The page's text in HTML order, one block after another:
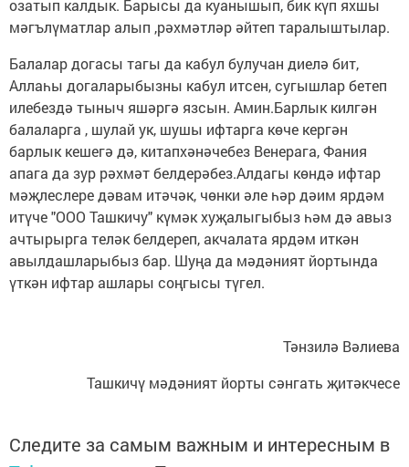
озатып калдык. Барысы да куанышып, бик күп яхшы
мәгълүматлар алып ,рәхмәтләр әйтеп таралыштылар.
Балалар догасы тагы да кабул булучан диелә бит,
Аллаһы догаларыбызны кабул итсен, сугышлар бетеп
илебездә тыныч яшәргә язсын. Амин.Барлык килгән
балаларга , шулай ук, шушы ифтарга көче кергән
барлык кешегә дә, китапхәнәчебез Венерага, Фания
апага да зур рәхмәт белдерәбез.Алдагы көндә ифтар
мәҗлеслере дәвам итәчәк, чөнки әле һәр дәим ярдәм
итүче "ООО Ташкичу" күмәк хуҗалыгыбыз һәм дә авыз
ачтырырга теләк белдереп, акчалата ярдәм иткән
авылдашларыбыз бар. Шуңа да мәдәният йортында
үткән ифтар ашлары соңгысы түгел.
Тәнзилә Вәлиева
Ташкичү мәдәният йорты сәнгать җитәкчесе
Следите за самым важным и интересным в